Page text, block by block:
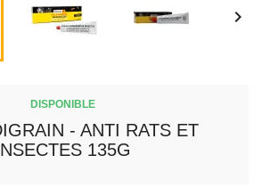

DISPONIBLE
- ANTI RATS ET
135G